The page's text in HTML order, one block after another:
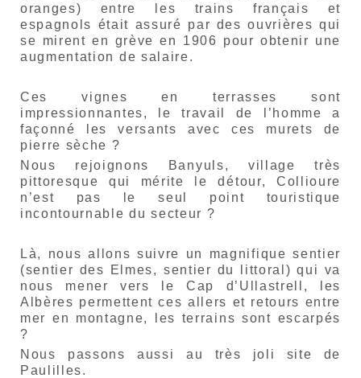
oranges) entre les trains français et
espagnols était assuré par des ouvrières qui
se mirent en grève en 1906 pour obtenir une
augmentation de salaire.
Ces vignes en terrasses sont
impressionnantes, le travail de l’homme a
façonné les versants avec ces murets de
pierre sèche ?
Nous rejoignons Banyuls, village très
pittoresque qui mérite le détour, Collioure
n’est pas le seul point touristique
incontournable du secteur ?
Là, nous allons suivre un magnifique sentier
(sentier des Elmes, sentier du littoral) qui va
nous mener vers le Cap d’Ullastrell, les
Albères permettent ces allers et retours entre
mer en montagne, les terrains sont escarpés
?
Nous passons aussi au très joli site de
Paulilles.